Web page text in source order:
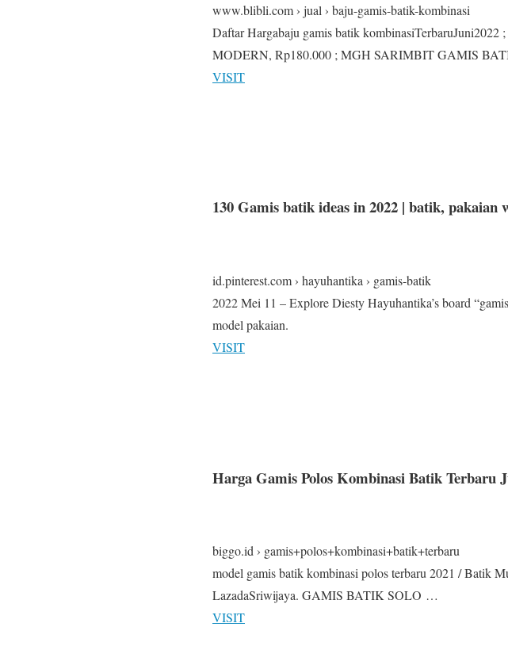
www.blibli.com › jual › baju-gamis-batik-kombinasi
Daftar Hargabaju gamis batik
MODERN, Rp180.000 ; MGH SARIMBIT GAMIS
VISIT
130 Gamis batik ideas in 2022 | batik, pakaian
id.pinterest.com › hayuhantika › gamis-batik
2022 Mei 11 – Explore Diesty Hayuhantika’s board
model pakaian.
VISIT
Harga Gamis Polos Kombinasi Batik Terbaru
biggo.id › gamis+polos+kombinasi+batik+terbaru
model gamis batik kombinasi polos terbaru 2021 / Batik
LazadaSriwijaya. GAMIS BATIK SOLO …
VISIT